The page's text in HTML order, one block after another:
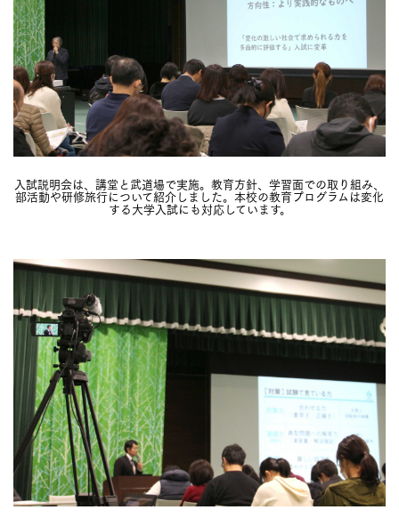
入試説明会は、講堂と武道場で実施。教育方針、学習面での取り組み、
部活動や研修旅行について紹介しました。本校の教育プログラムは変化
する大学入試にも対応しています。